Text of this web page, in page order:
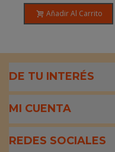
Añadir Al Carrito
DE TU INTERÉS
MI CUENTA
REDES SOCIALES